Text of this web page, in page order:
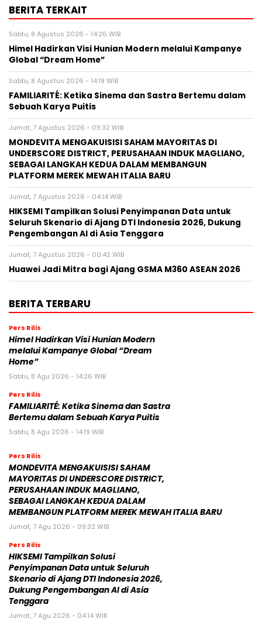
BERITA TERKAIT
Sabtu, 8 Agustus 2026 - 14:26 WIB
Himel Hadirkan Visi Hunian Modern melalui Kampanye
Global “Dream Home”
Sabtu, 8 Agustus 2026 - 14:19 WIB
FAMILIARITÉ: Ketika Sinema dan Sastra Bertemu dalam
Sebuah Karya Puitis
Jumat, 7 Agustus 2026 - 09:32 WIB
MONDEVITA MENGAKUISISI SAHAM MAYORITAS DI
UNDERSCORE DISTRICT, PERUSAHAAN INDUK MAGLIANO,
SEBAGAI LANGKAH KEDUA DALAM MEMBANGUN
PLATFORM MEREK MEWAH ITALIA BARU
Jumat, 7 Agustus 2026 - 04:14 WIB
HIKSEMI Tampilkan Solusi Penyimpanan Data untuk
Seluruh Skenario di Ajang DTI Indonesia 2026, Dukung
Pengembangan AI di Asia Tenggara
Jumat, 7 Agustus 2026 - 00:42 WIB
Huawei Jadi Mitra bagi Ajang GSMA M360 ASEAN 2026
BERITA TERBARU
Pers Rilis
Himel Hadirkan Visi Hunian Modern
melalui Kampanye Global “Dream
Home”
Sabtu, 8 Agu 2026 - 14:26 WIB
Pers Rilis
FAMILIARITÉ: Ketika Sinema dan Sastra
Bertemu dalam Sebuah Karya Puitis
Sabtu, 8 Agu 2026 - 14:19 WIB
Pers Rilis
MONDEVITA MENGAKUISISI SAHAM
MAYORITAS DI UNDERSCORE DISTRICT,
PERUSAHAAN INDUK MAGLIANO,
SEBAGAI LANGKAH KEDUA DALAM
MEMBANGUN PLATFORM MEREK MEWAH ITALIA BARU
Jumat, 7 Agu 2026 - 09:32 WIB
Pers Rilis
HIKSEMI Tampilkan Solusi
Penyimpanan Data untuk Seluruh
Skenario di Ajang DTI Indonesia 2026,
Dukung Pengembangan AI di Asia
Tenggara
Jumat, 7 Agu 2026 - 04:14 WIB